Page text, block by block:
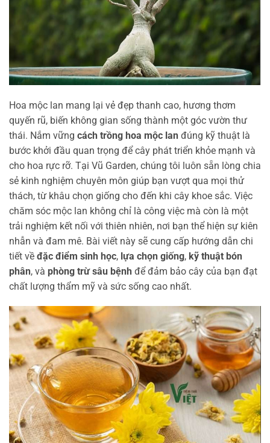
Hoa mộc lan mang lại vẻ đẹp thanh cao, hương thơm
quyến rũ, biến không gian sống thành một góc vườn thư
thái. Nắm vững cách trồng hoa mộc lan đúng kỹ thuật là
bước khởi đầu quan trọng để cây phát triển khỏe mạnh và
cho hoa rực rỡ. Tại Vũ Garden, chúng tôi luôn sẵn lòng chia
sẻ kinh nghiệm chuyên môn giúp bạn vượt qua mọi thử
thách, từ khâu chọn giống cho đến khi cây khoe sắc. Việc
chăm sóc mộc lan không chỉ là công việc mà còn là một
trải nghiệm kết nối với thiên nhiên, nơi bạn thể hiện sự kiên
nhẫn và đam mê. Bài viết này sẽ cung cấp hướng dẫn chi
tiết về đặc điểm sinh học, lựa chọn giống, kỹ thuật bón
phân, và phòng trừ sâu bệnh để đảm bảo cây của bạn đạt
chất lượng thẩm mỹ và sức sống cao nhất.